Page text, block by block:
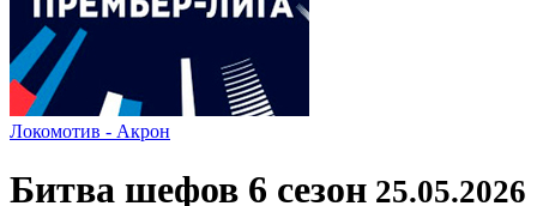
Локомотив - Акрон
Битва шефов 6 сезон 25.05.2026